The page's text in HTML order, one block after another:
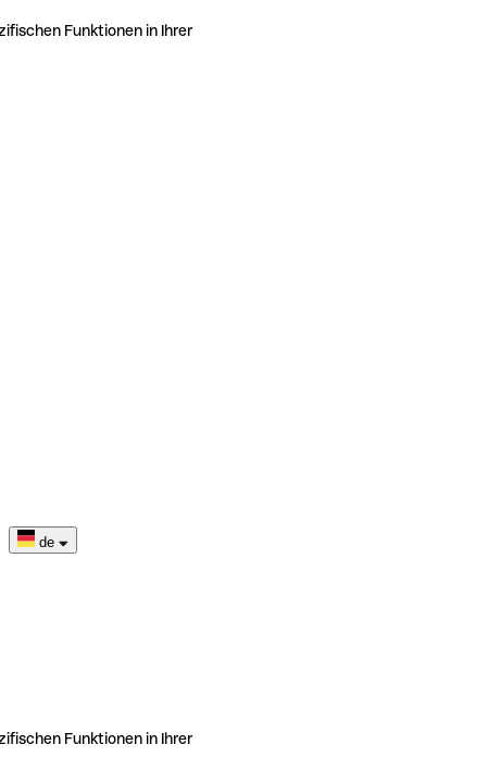
Funktionen in Ihrer
de
Funktionen in Ihrer